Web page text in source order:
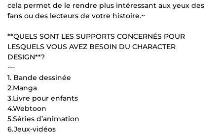
cela permet de le rendre plus intéressant aux yeux des
fans ou des lecteurs de votre histoire.~
**QUELS SONT LES SUPPORTS CONCERNÉS POUR
LESQUELS VOUS AVEZ BESOIN DU CHARACTER
DESIGN**?
---
1. Bande dessinée
2.Manga
3.Livre pour enfants
4.Webtoon
5.Séries d’animation
6.Jeux-vidéos